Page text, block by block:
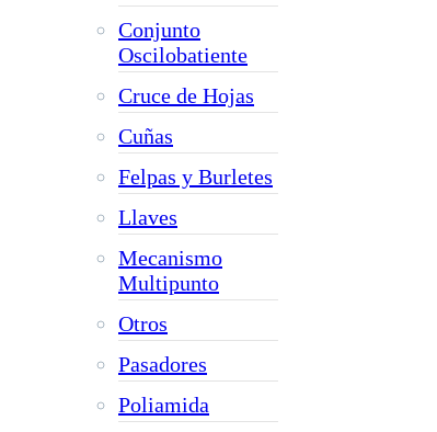
Conjunto
Oscilobatiente
Cruce de Hojas
Cuñas
Felpas y Burletes
Llaves
Mecanismo
Multipunto
Otros
Pasadores
Poliamida